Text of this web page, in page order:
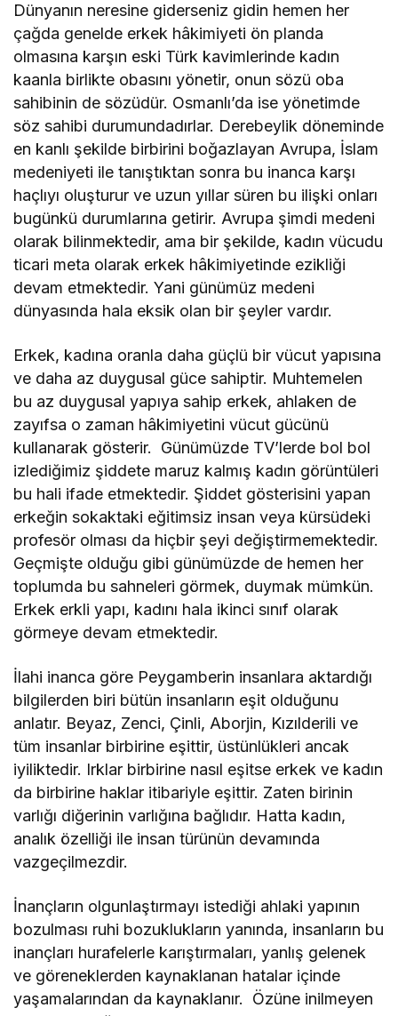
Dünyanın neresine giderseniz gidin hemen her
çağda genelde erkek hâkimiyeti ön planda
olmasına karşın eski Türk kavimlerinde kadın
kaanla birlikte obasını yönetir, onun sözü oba
sahibinin de sözüdür. Osmanlı’da ise yönetimde
söz sahibi durumundadırlar. Derebeylik döneminde
en kanlı şekilde birbirini boğazlayan Avrupa, İslam
medeniyeti ile tanıştıktan sonra bu inanca karşı
haçlıyı oluşturur ve uzun yıllar süren bu ilişki onları
bugünkü durumlarına getirir. Avrupa şimdi medeni
olarak bilinmektedir, ama bir şekilde, kadın vücudu
ticari meta olarak erkek hâkimiyetinde ezikliği
devam etmektedir. Yani günümüz medeni
dünyasında hala eksik olan bir şeyler vardır.
Erkek, kadına oranla daha güçlü bir vücut yapısına
ve daha az duygusal güce sahiptir. Muhtemelen
bu az duygusal yapıya sahip erkek, ahlaken de
zayıfsa o zaman hâkimiyetini vücut gücünü
kullanarak gösterir. Günümüzde TV’lerde bol bol
izlediğimiz şiddete maruz kalmış kadın görüntüleri
bu hali ifade etmektedir. Şiddet gösterisini yapan
erkeğin sokaktaki eğitimsiz insan veya kürsüdeki
profesör olması da hiçbir şeyi değiştirmemektedir.
Geçmişte olduğu gibi günümüzde de hemen her
toplumda bu sahneleri görmek, duymak mümkün.
Erkek erkli yapı, kadını hala ikinci sınıf olarak
görmeye devam etmektedir.
İlahi inanca göre Peygamberin insanlara aktardığı
bilgilerden biri bütün insanların eşit olduğunu
anlatır. Beyaz, Zenci, Çinli, Aborjin, Kızılderili ve
tüm insanlar birbirine eşittir, üstünlükleri ancak
iyiliktedir. Irklar birbirine nasıl eşitse erkek ve kadın
da birbirine haklar itibariyle eşittir. Zaten birinin
varlığı diğerinin varlığına bağlıdır. Hatta kadın,
analık özelliği ile insan türünün devamında
vazgeçilmezdir.
İnançların olgunlaştırmayı istediği ahlaki yapının
bozulması ruhi bozuklukların yanında, insanların bu
inançları hurafelerle karıştırmaları, yanlış gelenek
ve göreneklerden kaynaklanan hatalar içinde
yaşamalarından da kaynaklanır. Özüne inilmeyen